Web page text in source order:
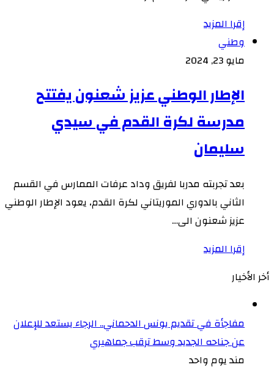
إقرا المزيد
وطني
مايو 23, 2024
الإطار الوطني عزيز شعنون يفتتح
مدرسة لكرة القدم في سيدي
سليمان
بعد تجربته مدربا لفريق وداد عرفات الممارس في القسم
الثاني بالدوري الموريتاني لكرة القدم، يعود الإطار الوطني
عزيز شعنون الى…
إقرا المزيد
أخر الأخيار
مفاجأة في تقديم يونس الدحماني.. الرجاء يستعد للإعلان
عن جناحه الجديد وسط ترقب جماهيري
مند يوم واحد